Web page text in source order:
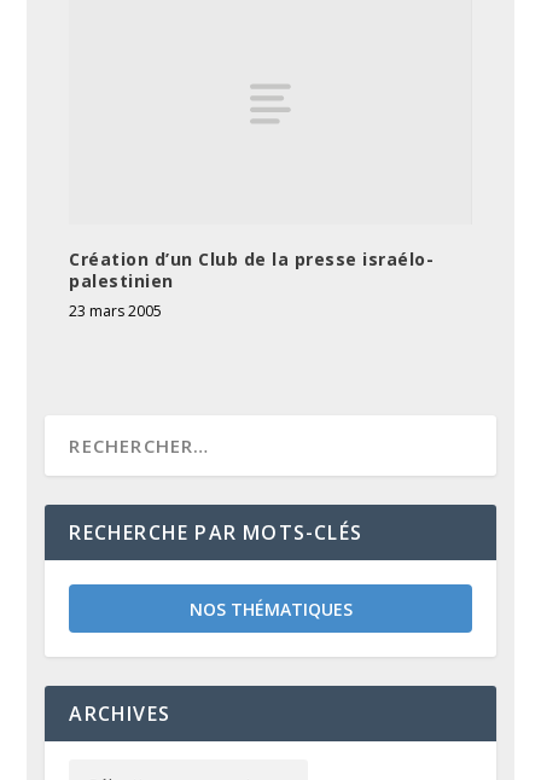
Création d’un Club de la presse israélo-
palestinien
23 mars 2005
RECHERCHE PAR MOTS-CLÉS
NOS THÉMATIQUES
ARCHIVES